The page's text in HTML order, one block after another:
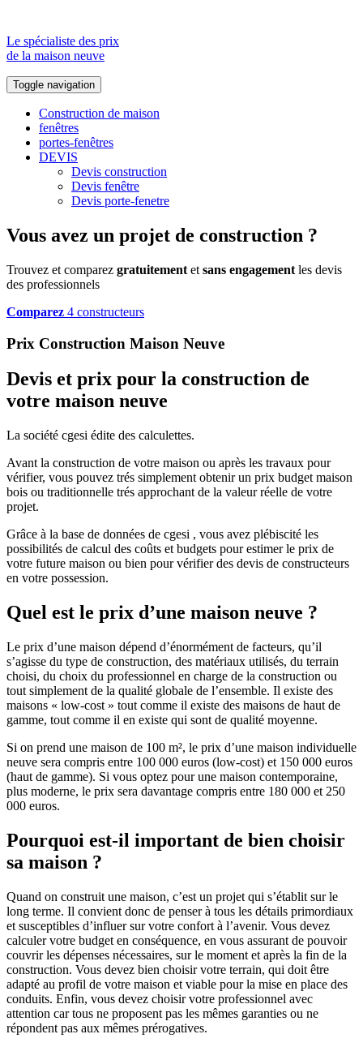
Le spécialiste des prix
de la maison neuve
Toggle navigation
Construction de maison
fenêtres
portes-fenêtres
DEVIS
Devis construction
Devis fenêtre
Devis porte-fenetre
Vous avez un projet de construction ?
Trouvez et comparez gratuitement et sans engagement les devis
des professionnels
Comparez 4 constructeurs
Prix Construction Maison Neuve
Devis et prix pour la construction de
votre maison neuve
La société cgesi édite des calculettes.
Avant la construction de votre maison ou après les travaux pour
vérifier, vous pouvez trés simplement obtenir un prix budget maison
bois ou traditionnelle trés approchant de la valeur réelle de votre
projet.
Grâce à la base de données de cgesi , vous avez plébiscité les
possibilités de calcul des coûts et budgets pour estimer le prix de
votre future maison ou bien pour vérifier des devis de constructeurs
en votre possession.
Quel est le prix d’une maison neuve ?
Le prix d’une maison dépend d’énormément de facteurs, qu’il
s’agisse du type de construction, des matériaux utilisés, du terrain
choisi, du choix du professionnel en charge de la construction ou
tout simplement de la qualité globale de l’ensemble. Il existe des
maisons « low-cost » tout comme il existe des maisons de haut de
gamme, tout comme il en existe qui sont de qualité moyenne.
Si on prend une maison de 100 m², le prix d’une maison individuelle
neuve sera compris entre 100 000 euros (low-cost) et 150 000 euros
(haut de gamme). Si vous optez pour une maison contemporaine,
plus moderne, le prix sera davantage compris entre 180 000 et 250
000 euros.
Pourquoi est-il important de bien choisir
sa maison ?
Quand on construit une maison, c’est un projet qui s’établit sur le
long terme. Il convient donc de penser à tous les détails primordiaux
et susceptibles d’influer sur votre confort à l’avenir. Vous devez
calculer votre budget en conséquence, en vous assurant de pouvoir
couvrir les dépenses nécessaires, sur le moment et après la fin de la
construction. Vous devez bien choisir votre terrain, qui doit être
adapté au profil de votre maison et viable pour la mise en place des
conduits. Enfin, vous devez choisir votre professionnel avec
attention car tous ne proposent pas les mêmes garanties ou ne
répondent pas aux mêmes prérogatives.